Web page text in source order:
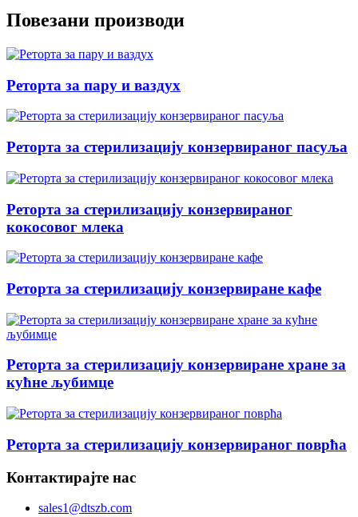
Повезани производи
Реторта за пару и ваздух
Реторта за стерилизацију конзервираног пасуља
Реторта за стерилизацију конзервираног
кокосовог млека
Реторта за стерилизацију конзервиране кафе
Реторта за стерилизацију конзервиране хране за
кућне љубимце
Реторта за стерилизацију конзервираног поврћа
Контактирајте нас
sales1@dtszb.com